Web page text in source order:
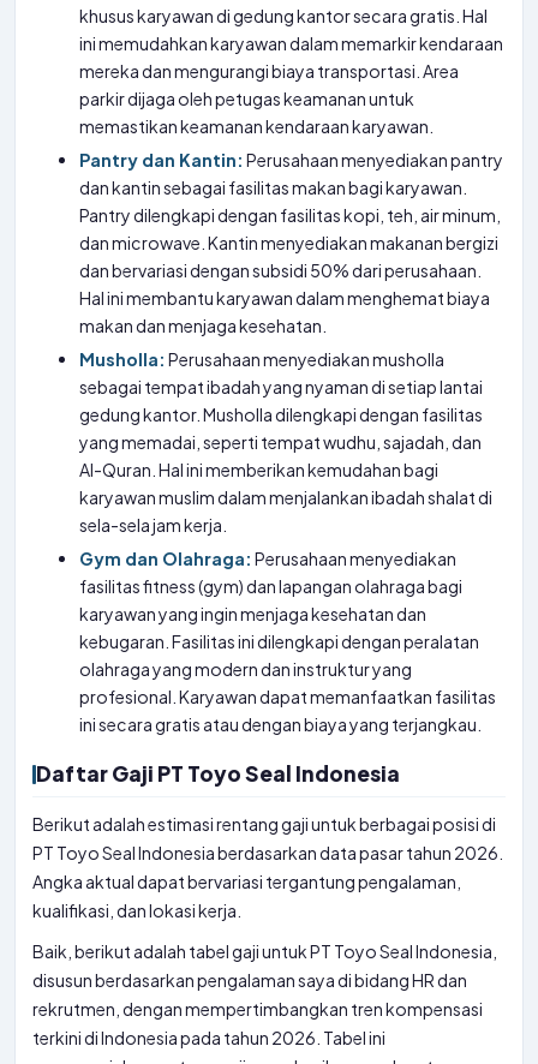
khusus karyawan di gedung kantor secara gratis. Hal
ini memudahkan karyawan dalam memarkir kendaraan
mereka dan mengurangi biaya transportasi. Area
parkir dijaga oleh petugas keamanan untuk
memastikan keamanan kendaraan karyawan.
Pantry dan Kantin: Perusahaan menyediakan pantry
dan kantin sebagai fasilitas makan bagi karyawan.
Pantry dilengkapi dengan fasilitas kopi, teh, air minum,
dan microwave. Kantin menyediakan makanan bergizi
dan bervariasi dengan subsidi 50% dari perusahaan.
Hal ini membantu karyawan dalam menghemat biaya
makan dan menjaga kesehatan.
Musholla: Perusahaan menyediakan musholla
sebagai tempat ibadah yang nyaman di setiap lantai
gedung kantor. Musholla dilengkapi dengan fasilitas
yang memadai, seperti tempat wudhu, sajadah, dan
Al-Quran. Hal ini memberikan kemudahan bagi
karyawan muslim dalam menjalankan ibadah shalat di
sela-sela jam kerja.
Gym dan Olahraga: Perusahaan menyediakan
fasilitas fitness (gym) dan lapangan olahraga bagi
karyawan yang ingin menjaga kesehatan dan
kebugaran. Fasilitas ini dilengkapi dengan peralatan
olahraga yang modern dan instruktur yang
profesional. Karyawan dapat memanfaatkan fasilitas
ini secara gratis atau dengan biaya yang terjangkau.
Daftar Gaji PT Toyo Seal Indonesia
Berikut adalah estimasi rentang gaji untuk berbagai posisi di
PT Toyo Seal Indonesia berdasarkan data pasar tahun 2026.
Angka aktual dapat bervariasi tergantung pengalaman,
kualifikasi, dan lokasi kerja.
Baik, berikut adalah tabel gaji untuk PT Toyo Seal Indonesia,
disusun berdasarkan pengalaman saya di bidang HR dan
rekrutmen, dengan mempertimbangkan tren kompensasi
terkini di Indonesia pada tahun 2026. Tabel ini